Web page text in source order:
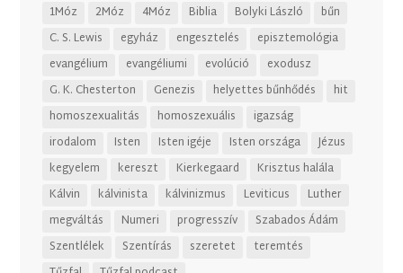
1Móz 2Móz 4Móz Biblia Bolyki László
bűn
C. S. Lewis
egyház engesztelés
episztemológia
evangélium
evangéliumi evolúció
exodusz
G. K. Chesterton
Genezis helyettes bűnhődés
hit
homoszexualitás
homoszexuális
igazság
irodalom
Isten Isten igéje Isten országa
Jézus
kegyelem
kereszt Kierkegaard
Krisztus halála
Kálvin
kálvinista kálvinizmus Leviticus
Luther
megváltás
Numeri progresszív
Szabados Ádám
Szentlélek
Szentírás szeretet
teremtés